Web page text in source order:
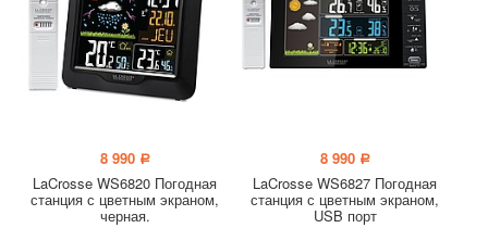
8 990 a
LaCrosse WS6820 Погодная
станция с цветным экраном,
черная.
8 990 a
LaCrosse WS6827 Погодная
станция с цветным экраном,
USB порт